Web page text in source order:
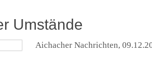
Umstände
Aichacher Nachrichten,